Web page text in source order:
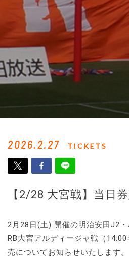
2026.2.27 TICKETS
【2/28 大宮戦】当日
2月28日(土) 開催の明治安田J2
RB大宮アルディージャ戦（
売についてお知らせいたします。